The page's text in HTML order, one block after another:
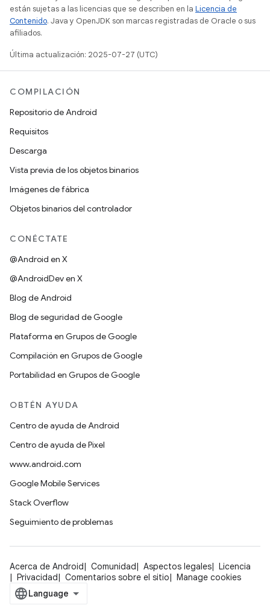
están sujetas a las licencias que se describen en la Licencia de
Contenido. Java y OpenJDK son marcas registradas de Oracle o sus
afiliados.
Última actualización: 2025-07-27 (UTC)
COMPILACIÓN
Repositorio de Android
Requisitos
Descarga
Vista previa de los objetos binarios
Imágenes de fábrica
Objetos binarios del controlador
CONÉCTATE
@Android en X
@AndroidDev en X
Blog de Android
Blog de seguridad de Google
Plataforma en Grupos de Google
Compilación en Grupos de Google
Portabilidad en Grupos de Google
OBTÉN AYUDA
Centro de ayuda de Android
Centro de ayuda de Pixel
www.android.com
Google Mobile Services
Stack Overflow
Seguimiento de problemas
Acerca de Android Comunidad Aspectos legales
Licencia
Privacidad
Comentarios sobre el sitio Manage cookies